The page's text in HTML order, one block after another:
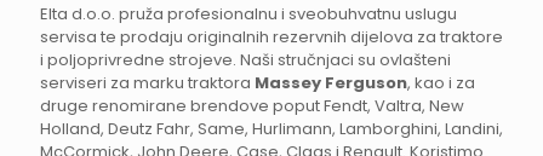
Elta d.o.o. pruža profesionalnu i sveobuhvatnu uslugu
servisa te prodaju originalnih rezervnih dijelova za traktore
i poljoprivredne strojeve. Naši stručnjaci su ovlašteni
serviseri za marku traktora Massey Ferguson, kao i za
druge renomirane brendove poput Fendt, Valtra, New
Holland, Deutz Fahr, Same, Hurlimann, Lamborghini, Landini,
McCormick, John Deere, Case, Claas i Renault. Koristimo